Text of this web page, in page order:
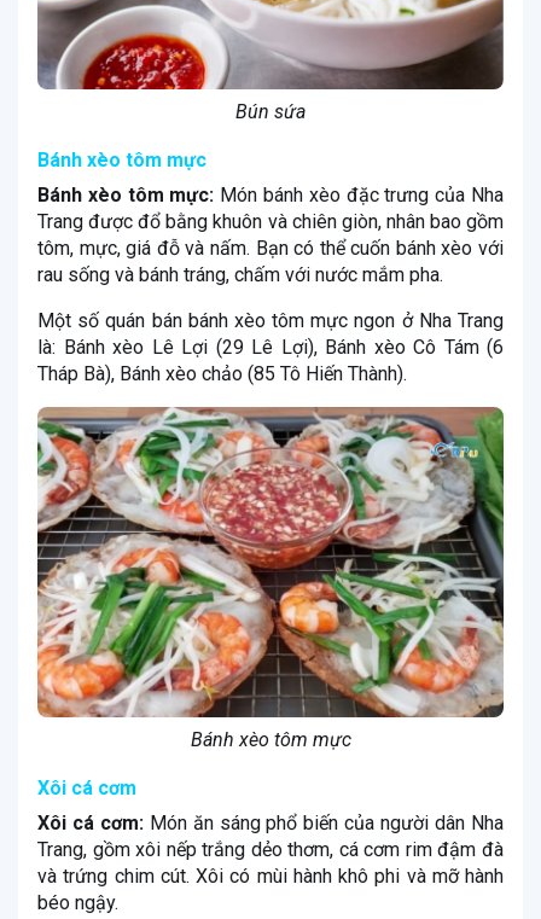
Bún sứa
Bánh xèo tôm mực
Bánh xèo tôm mực: Món bánh xèo đặc trưng của Nha
Trang được đổ bằng khuôn và chiên giòn, nhân bao gồm
tôm, mực, giá đỗ và nấm. Bạn có thể cuốn bánh xèo với
rau sống và bánh tráng, chấm với nước mắm pha.
Một số quán bán bánh xèo tôm mực ngon ở Nha Trang
là: Bánh xèo Lê Lợi (29 Lê Lợi), Bánh xèo Cô Tám (6
Tháp Bà), Bánh xèo chảo (85 Tô Hiến Thành).
Bánh xèo tôm mực
Xôi cá cơm
Xôi cá cơm:Món ăn sáng phổ biến của người dân Nha
Trang, gồm xôi nếp trắng dẻo thơm, cá cơm rim đậm đà
và trứng chim cút. Xôi có mùi hành khô phi và mỡ hành
béo ngậy.